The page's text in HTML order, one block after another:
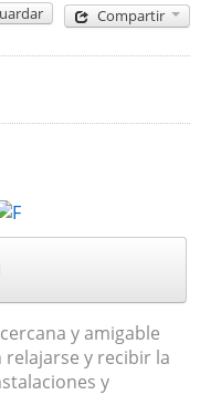
Compartir
y amigable
y recibir la
y